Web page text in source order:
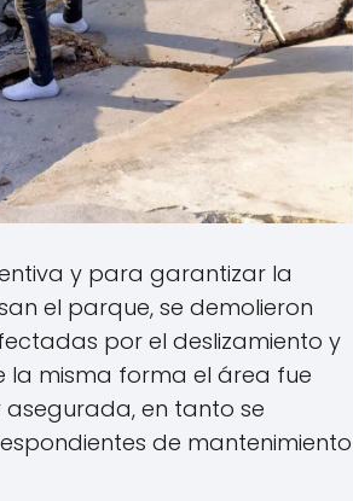
y para garantizar la
el parque, se demolieron
por el deslizamiento y
la misma forma el área fue
en tanto se
de mantenimiento